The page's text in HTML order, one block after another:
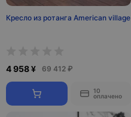
Кресло из ротанга American village
4 958 ¥ 69 412 ₽
10
оплачено